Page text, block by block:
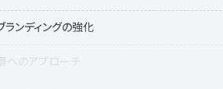
ランディングの強化
へのアプローチ